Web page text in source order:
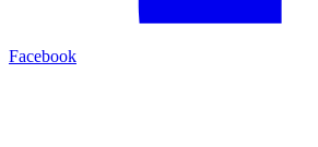
Facebook